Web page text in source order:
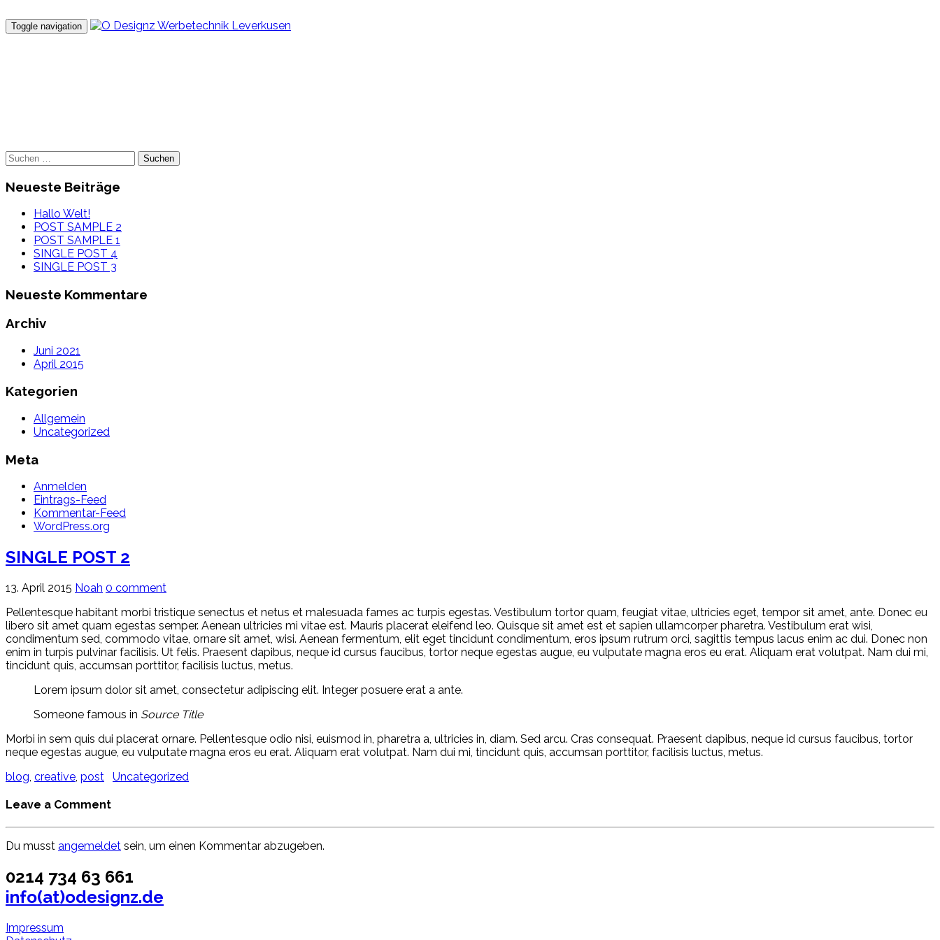
Toggle navigation
Suchen
nach:
Neueste Beiträge
Hallo Welt!
POST SAMPLE 2
POST SAMPLE 1
SINGLE POST 4
SINGLE POST 3
Neueste Kommentare
Archiv
Juni 2021
April 2015
Kategorien
Allgemein
Uncategorized
Meta
Anmelden
Eintrags-Feed
Kommentar-Feed
WordPress.org
SINGLE POST 2
13. April 2015 Noah 0 comment
Pellentesque habitant morbi tristique senectus et netus et malesuada fames ac turpis egestas. Vestibulum tortor quam, feugiat vitae, ultricies eget, tempor sit amet, ante. Donec eu
libero sit amet quam egestas semper. Aenean ultricies mi vitae est. Mauris placerat eleifend leo. Quisque sit amet est et sapien ullamcorper pharetra. Vestibulum erat wisi,
condimentum sed, commodo vitae, ornare sit amet, wisi. Aenean fermentum, elit eget tincidunt condimentum, eros ipsum rutrum orci, sagittis tempus lacus enim ac dui. Donec non
enim in turpis pulvinar facilisis. Ut felis. Praesent dapibus, neque id cursus faucibus, tortor neque egestas augue, eu vulputate magna eros eu erat. Aliquam erat volutpat. Nam dui mi,
tincidunt quis, accumsan porttitor, facilisis luctus, metus.
Lorem ipsum dolor sit amet, consectetur adipiscing elit. Integer posuere erat a ante.
Someone famous in Source Title
Morbi in sem quis dui placerat ornare. Pellentesque odio nisi, euismod in, pharetra a, ultricies in, diam. Sed arcu. Cras consequat. Praesent dapibus, neque id cursus faucibus, tortor
neque egestas augue, eu vulputate magna eros eu erat. Aliquam erat volutpat. Nam dui mi, tincidunt quis, accumsan porttitor, facilisis luctus, metus.
blog, creative, post Uncategorized
Leave a Comment
Du musst angemeldet sein, um einen Kommentar abzugeben.
0214 734 63 661
info(at)odesignz.de
Impressum